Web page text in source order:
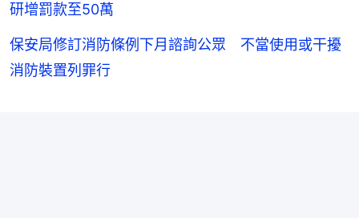
研增罰款至50萬
保安局修訂消防條例下月諮詢公眾 不當使用或干擾
消防裝置列罪行